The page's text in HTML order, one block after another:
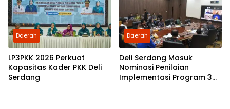
Daerah
LP3PKK 2026 Perkuat
Kapasitas Kader PKK Deli
Serdang
Daerah
Deli Serdang Masuk
Nominasi Penilaian
Implementasi Program 3